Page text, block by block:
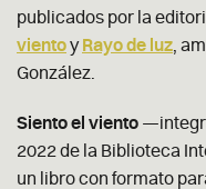
publicados por la
vientoyRayo de luz ,
González.
Siento el viento
2022 de la Biblioteca
un libro con formato